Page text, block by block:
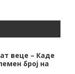
веце – Каде
број на